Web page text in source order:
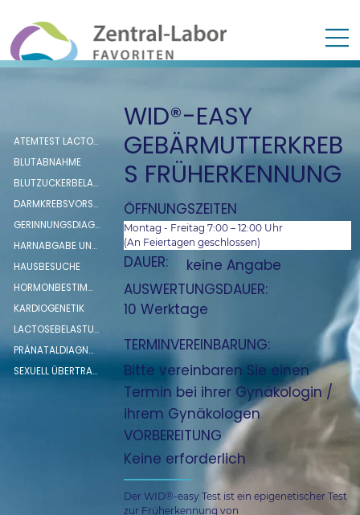
ATEMTEST LACTOSE- UND FRUCTOSEINTOLERANZ
BLUTABNAHME
BLUTZUCKERBELASTUNG (oGTT)
DARMKREBSVORSORGE (FIT SCREENING TEST)
GERINNUNGSDIAGNOSTIK
HARNABGABE UNTER SICHT
HAUSBESUCHE
HORMONBESTIMMUNG: RENIN, ALDOSTERON, ADRENALIN UND NORADRENALIN
KARDIOGENETIK
LACTOSEBELASTUNG
PRÄNATALDIAGNOSTIK
SEXUELL ÜBERTRAGBARE KRANKHEITEN
WID®-EASY
GEBÄRMUTTERKREB
S FRÜHERKENNUNG
ÖFFNUNGSZEITEN
Montag - Freitag 7:00 – 12:00 Uhr
(An Feiertagen geschlossen)
DAUER:
keine Angabe
AUSWERTUNGSDAUER:
10 Werktage
TERMINVEREINBARUNG:
Bitte vereinbaren Sie einen
Termin bei ihrer Gynäkologin /
ihrem Gynäkologen
VORBEREITUNG
Keine erforderlich
Der WID®-easy Test ist ein epigenetischer Test
zur Früherkennung von